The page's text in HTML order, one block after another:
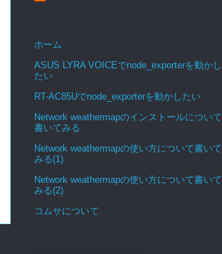
ホーム
ASUS LYRA VOICEでnode_exporterを動かし
たい
RT-AC85Uでnode_exporterを動かしたい
Network weathermapのインストールについて
書いてみる
Network weathermapの使い方について書いて
みる(1)
Network weathermapの使い方について書いて
みる(2)
コムサについて